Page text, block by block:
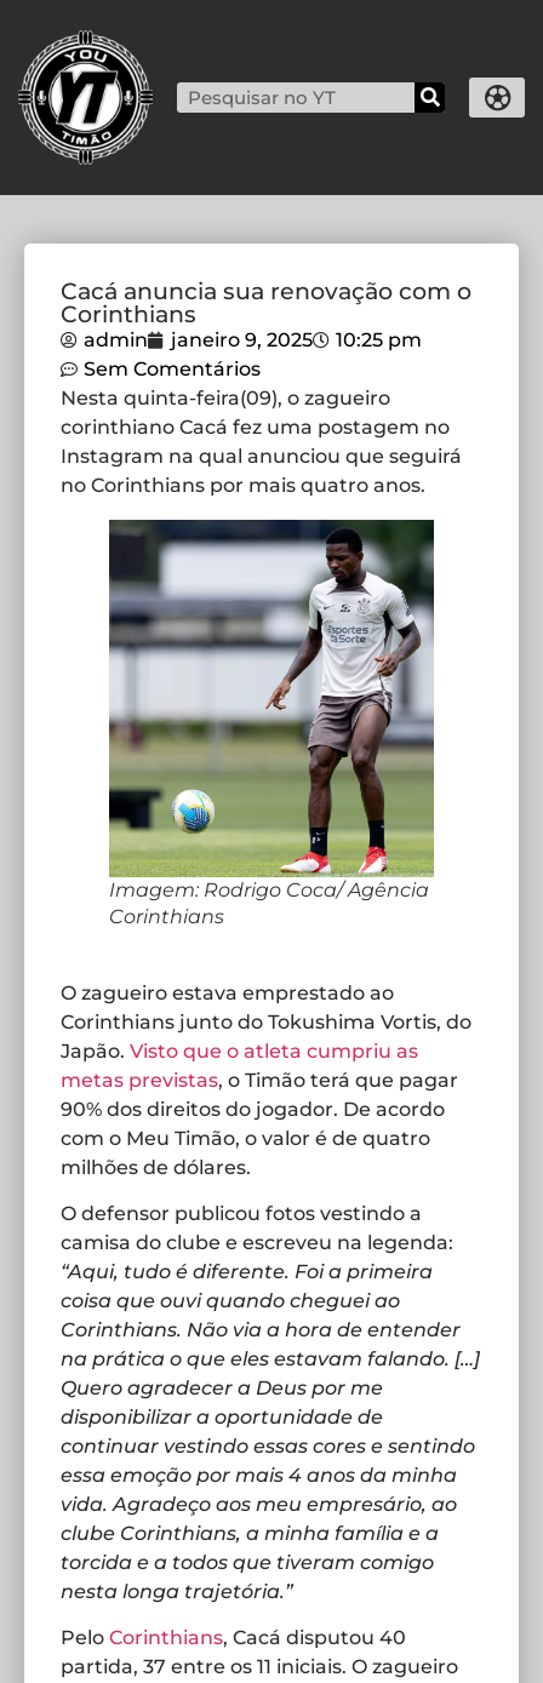
Cacá anuncia sua renovação com o
Corinthians
admin janeiro 9, 2025
10:25 pm
Sem Comentários
Nesta quinta-feira(09), o zagueiro
corinthiano Cacá fez uma postagem no
Instagram na qual anunciou que seguirá
no Corinthians por mais quatro anos.
Imagem: Rodrigo Coca/ Agência
Corinthians
O zagueiro estava emprestado ao
Corinthians junto do Tokushima Vortis, do
Japão. Visto que o atleta cumpriu as
metas previstas, o Timão terá que pagar
90% dos direitos do jogador. De acordo
com o Meu Timão, o valor é de quatro
milhões de dólares.
O defensor publicou fotos vestindo a
camisa do clube e escreveu na legenda:
“Aqui, tudo é diferente. Foi a primeira
coisa que ouvi quando cheguei ao
Corinthians. Não via a hora de entender
na prática o que eles estavam falando. […]
Quero agradecer a Deus por me
disponibilizar a oportunidade de
continuar vestindo essas cores e sentindo
essa emoção por mais 4 anos da minha
vida. Agradeço aos meu empresário, ao
clube Corinthians, a minha família e a
torcida e a todos que tiveram comigo
nesta longa trajetória.”
Pelo Corinthians, Cacá disputou 40
partida, 37 entre os 11 iniciais. O zagueiro